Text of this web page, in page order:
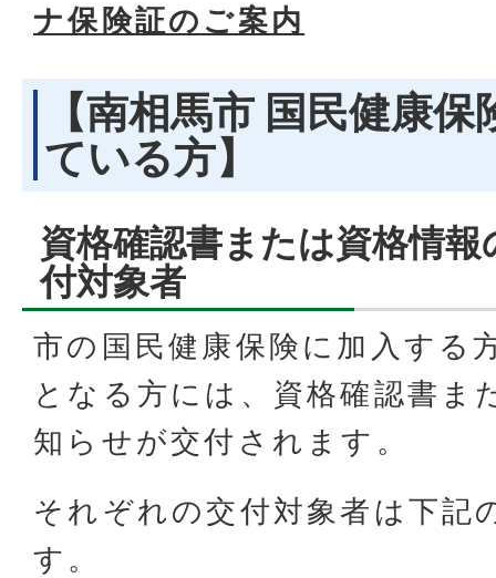
ナ保険証のご案内
【南相馬市 国民健康
ている方】
資格確認書または資格情
付対象者
市の国民健康保険に加入する
となる方には、資格確認書ま
知らせが交付されます。
それぞれの交付対象者は下記
す。